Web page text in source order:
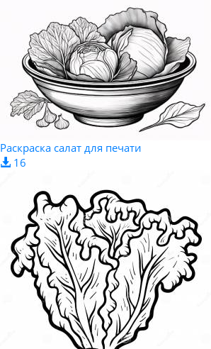
Раскраска салат для печати
16